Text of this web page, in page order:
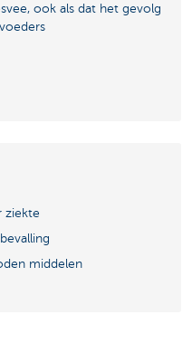
ook als dat het gevolg
ziekte
middelen